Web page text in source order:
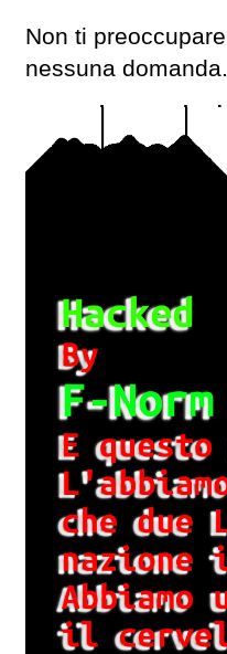
Non ti
nessuna domanda.